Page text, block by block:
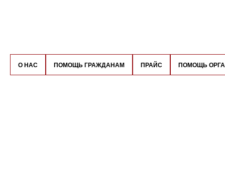
О НАС ПОМОЩЬ ГРАЖДАНАМ ПРАЙС ПОМОЩЬ